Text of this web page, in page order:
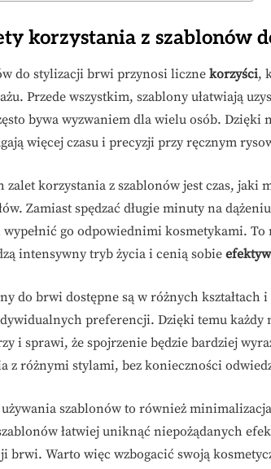
korzystania z szablonów
do stylizacji brwi przynosi liczne korzyści,
Przede wszystkim, szablony ułatwiają
bywa wyzwaniem dla wielu osób. Dzięki
więcej czasu i precyzji przy ręcznym
zalet korzystania z szablonów jest czas, jaki
Zamiast spędzać długie minuty na
wypełnić go odpowiednimi kosmetykami.
intensywny tryb życia i cenią sobie
do brwi dostępne są w różnych kształtach
preferencji. Dzięki temu każdy
i sprawi, że spojrzenie będzie bardziej
z różnymi stylami, bez konieczności
używania szablonów to również
łatwiej uniknąć niepożądanych
brwi. Warto więc wzbogacić swoją